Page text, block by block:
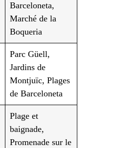
Barceloneta,
Marché de la
Boqueria
Parc Güell,
Jardins de
Montjuïc, Plages
de Barceloneta
Plage et
baignade,
Promenade sur le